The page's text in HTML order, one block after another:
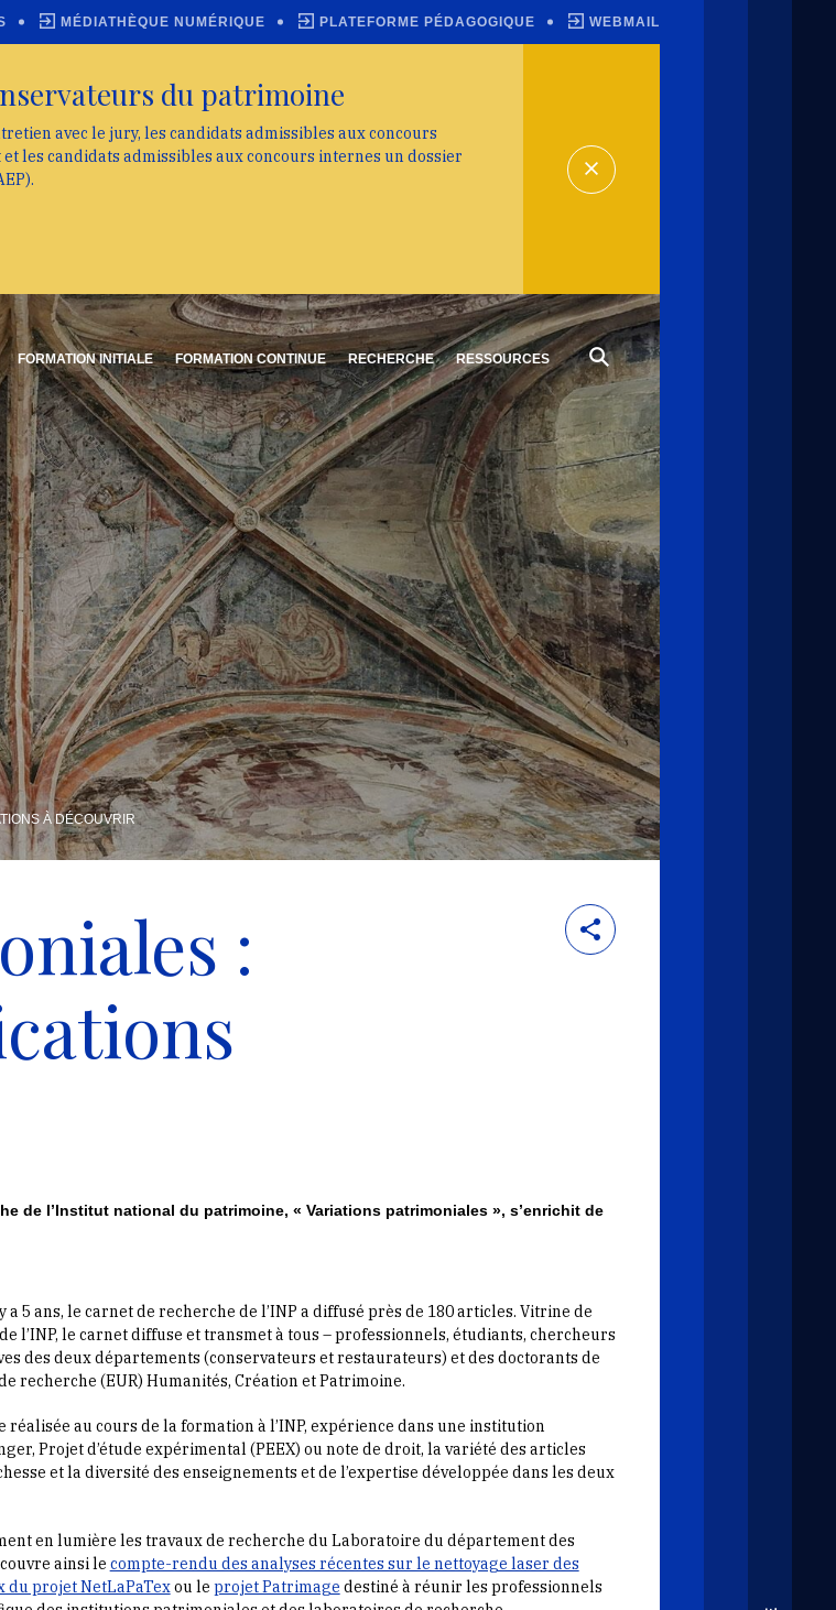
FORMATION INITIALE FORMATION CONTINUE RECHERCHE RESSOURCES
MÉDIATHÈQUE NUMÉRIQUE PLATEFORME PÉDAGOGIQUE WEBMAIL
du patrimoine
avec le jury, les candidats admissibles aux concours
les candidats admissibles aux concours internes un dossier
À DÉCOUVRIR
:
de l’Institut national du patrimoine, « Variations patrimoniales », s’enrichit de
a 5 ans, le carnet de recherche de l’INP a diffusé près de 180 articles. Vitrine de
l’INP, le carnet diffuse et transmet à tous – professionnels, étudiants, chercheurs
des deux départements (conservateurs et restaurateurs) et des doctorants de
recherche (EUR) Humanités, Création et Patrimoine.
réalisée au cours de la formation à l’INP, expérience dans une institution
Projet d’étude expérimental (PEEX) ou note de droit, la variété des articles
et la diversité des enseignements et de l’expertise développée dans les deux
en lumière les travaux de recherche du Laboratoire du département des
ainsi le compte-rendu des analyses récentes sur le nettoyage laser des
projet NetLaPaTexou le projet Patrimage destiné à réunir les professionnels